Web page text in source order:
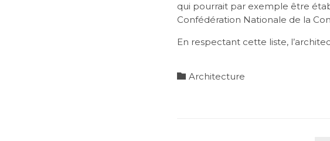
qui pourrait par exemple être
Confédération Nationale de la
En respectant cette liste,
 Category
Architecture